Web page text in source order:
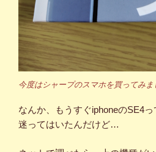
今度はシャープのスマホを買ってみま
なんか、もうすぐiphoneのSE4っ
迷ってはいたんだけど…